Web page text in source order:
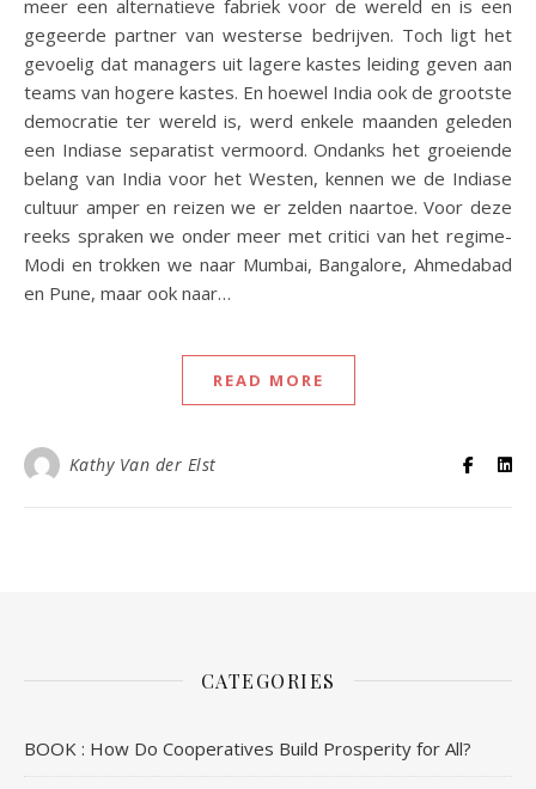
meer een alternatieve fabriek voor de wereld en is een
gegeerde partner van westerse bedrijven. Toch ligt het
gevoelig dat managers uit lagere kastes leiding geven aan
teams van hogere kastes. En hoewel India ook de grootste
democratie ter wereld is, werd enkele maanden geleden
een Indiase separatist vermoord. Ondanks het groeiende
belang van India voor het Westen, kennen we de Indiase
cultuur amper en reizen we er zelden naartoe. Voor deze
reeks spraken we onder meer met critici van het regime-
Modi en trokken we naar Mumbai, Bangalore, Ahmedabad
en Pune, maar ook naar…
READ MORE
Kathy Van der Elst
CATEGORIES
BOOK : How Do Cooperatives Build Prosperity for All?